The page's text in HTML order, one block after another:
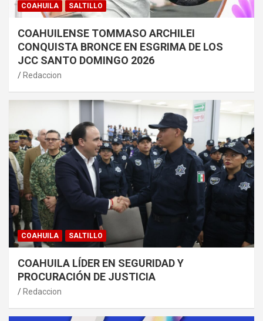
COAHUILA SALTILLO
COAHUILENSE TOMMASO ARCHILEI
CONQUISTA BRONCE EN ESGRIMA DE LOS
JCC SANTO DOMINGO 2026
Redaccion
COAHUILA SALTILLO
COAHUILA LÍDER EN SEGURIDAD Y
PROCURACIÓN DE JUSTICIA
Redaccion